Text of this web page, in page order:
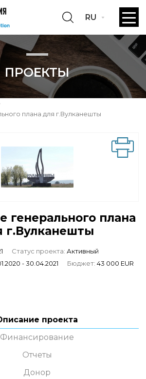
RU
ПРОЕКТЫ
плана для г.Вулканешты
генерального плана
г.Вулканешты
Статус проекта: Активный
- 30.04.2021 Бюджет: 43 000 EUR
проекта
Финансирование
Отчеты
Донор